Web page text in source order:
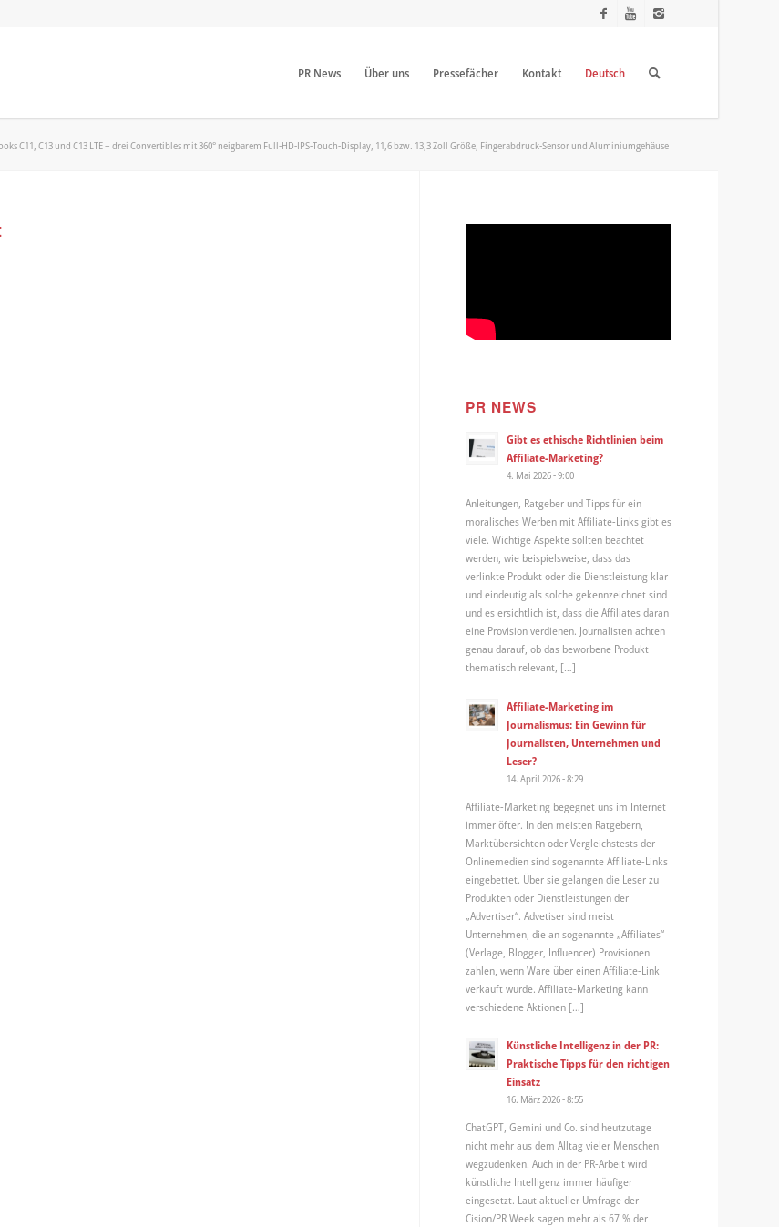
PR News Über uns Pressefächer Kontakt Deutsch
C11, C13 und C13 LTE – drei Convertibles mit 360° neigbarem Full-HD-IPS-Touch-Display, 11,6 bzw. 13,3 Zoll Größe, Fingerabdruck-Sensor und Aluminiumgehäuse
PR NEWS
Gibt es ethische Richtlinien beim
Affiliate-Marketing?
4. Mai 2026 - 9:00
Anleitungen, Ratgeber und Tipps für ein
moralisches Werben mit Affiliate-Links gibt es
viele. Wichtige Aspekte sollten beachtet
werden, wie beispielsweise, dass das
verlinkte Produkt oder die Dienstleistung klar
und eindeutig als solche gekennzeichnet sind
und es ersichtlich ist, dass die Affiliates daran
eine Provision verdienen. Journalisten achten
genau darauf, ob das beworbene Produkt
thematisch relevant, […]
Affiliate-Marketing im
Journalismus: Ein Gewinn für
Journalisten, Unternehmen und
Leser?
14. April 2026 - 8:29
Affiliate-Marketing begegnet uns im Internet
immer öfter. In den meisten Ratgebern,
Marktübersichten oder Vergleichstests der
Onlinemedien sind sogenannte Affiliate-Links
eingebettet. Über sie gelangen die Leser zu
Produkten oder Dienstleistungen der
„Advertiser“. Advetiser sind meist
Unternehmen, die an sogenannte „Affiliates“
(Verlage, Blogger, Influencer) Provisionen
zahlen, wenn Ware über einen Affiliate-Link
verkauft wurde. Affiliate-Marketing kann
verschiedene Aktionen […]
Künstliche Intelligenz in der PR:
Praktische Tipps für den richtigen
Einsatz
16. März 2026 - 8:55
ChatGPT, Gemini und Co. sind heutzutage
nicht mehr aus dem Alltag vieler Menschen
wegzudenken. Auch in der PR-Arbeit wird
künstliche Intelligenz immer häufiger
eingesetzt. Laut aktueller Umfrage der
Cision/PR Week sagen mehr als 67 % der